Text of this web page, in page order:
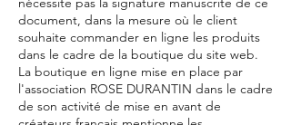
document, dans la mesure où le client
souhaite commander en ligne les produits
dans le cadre de la boutique du site web.
La boutique en ligne mise en place par
l'association ROSE DURANTIN dans le cadre
de son activité de mise en avant de